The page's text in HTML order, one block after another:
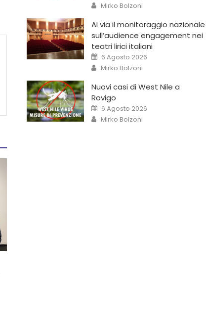
Mirko Bolzoni
Al via il monitoraggio nazionale
sull’audience engagement nei
teatri lirici italiani
6 Agosto 2026
Mirko Bolzoni
Nuovi casi di West Nile a
Rovigo
6 Agosto 2026
Mirko Bolzoni